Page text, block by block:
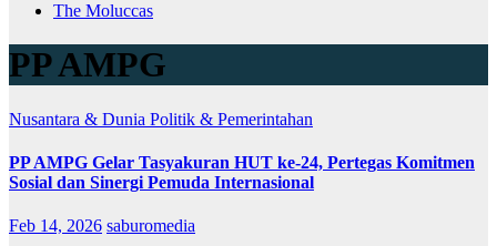
The Moluccas
PP AMPG
Nusantara & Dunia Politik & Pemerintahan
PP AMPG Gelar Tasyakuran HUT ke-24, Pertegas Komitmen
Sosial dan Sinergi Pemuda Internasional
Feb 14, 2026 saburomedia